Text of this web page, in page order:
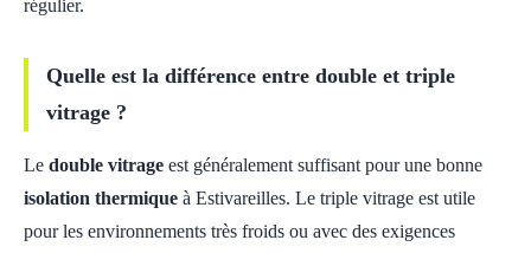
régulier.
Quelle est la différence entre double et triple
vitrage ?
Le double vitrage est généralement suffisant pour une bonne
isolation thermique à Estivareilles. Le triple vitrage est utile
pour les environnements très froids ou avec des exigences